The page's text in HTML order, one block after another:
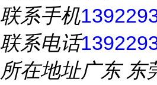
联系手机
联系电话
所在地址广东 东